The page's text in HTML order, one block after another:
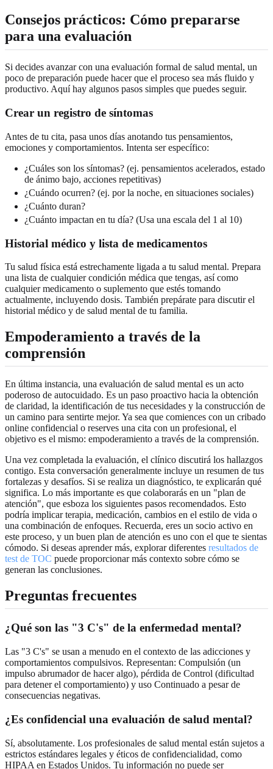
Consejos prácticos: Cómo prepararse
para una evaluación
Si decides avanzar con una evaluación formal de salud mental, un
poco de preparación puede hacer que el proceso sea más fluido y
productivo. Aquí hay algunos pasos simples que puedes seguir.
Crear un registro de síntomas
Antes de tu cita, pasa unos días anotando tus pensamientos,
emociones y comportamientos. Intenta ser específico:
¿Cuáles son los síntomas? (ej. pensamientos acelerados, estado
de ánimo bajo, acciones repetitivas)
¿Cuándo ocurren? (ej. por la noche, en situaciones sociales)
¿Cuánto duran?
¿Cuánto impactan en tu día? (Usa una escala del 1 al 10)
Historial médico y lista de medicamentos
Tu salud física está estrechamente ligada a tu salud mental. Prepara
una lista de cualquier condición médica que tengas, así como
cualquier medicamento o suplemento que estés tomando
actualmente, incluyendo dosis. También prepárate para discutir el
historial médico y de salud mental de tu familia.
Empoderamiento a través de la
comprensión
En última instancia, una evaluación de salud mental es un acto
poderoso de autocuidado. Es un paso proactivo hacia la obtención
de claridad, la identificación de tus necesidades y la construcción de
un camino para sentirte mejor. Ya sea que comiences con un cribado
online confidencial o reserves una cita con un profesional, el
objetivo es el mismo: empoderamiento a través de la comprensión.
Una vez completada la evaluación, el clínico discutirá los hallazgos
contigo. Esta conversación generalmente incluye un resumen de tus
fortalezas y desafíos. Si se realiza un diagnóstico, te explicarán qué
significa. Lo más importante es que colaborarás en un "plan de
atención", que esboza los siguientes pasos recomendados. Esto
podría implicar terapia, medicación, cambios en el estilo de vida o
una combinación de enfoques. Recuerda, eres un socio activo en
este proceso, y un buen plan de atención es uno con el que te sientas
cómodo. Si deseas aprender más, explorar diferentes resultados de
test de TOC puede proporcionar más contexto sobre cómo se
generan las conclusiones.
Preguntas frecuentes
¿Qué son las "3 C's" de la enfermedad mental?
Las "3 C's" se usan a menudo en el contexto de las adicciones y
comportamientos compulsivos. Representan: Compulsión (un
impulso abrumador de hacer algo), pérdida de Control (dificultad
para detener el comportamiento) y uso Continuado a pesar de
consecuencias negativas.
¿Es confidencial una evaluación de salud mental?
Sí, absolutamente. Los profesionales de salud mental están sujetos a
estrictos estándares legales y éticos de confidencialidad, como
HIPAA en Estados Unidos. Tu información no puede ser